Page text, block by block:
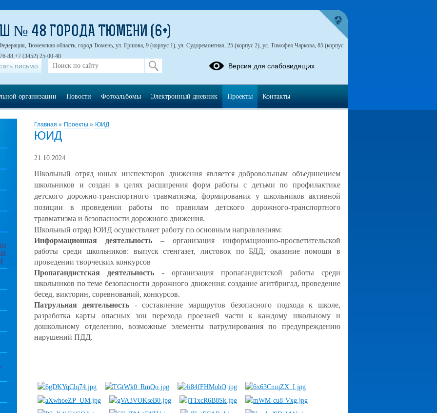
Главная » Проекты » ЮИД
ЮИД
21.10.2024
Школьный отряд юных инспекторов движения является добровольным объединением
школьников и создан в целях расширения форм работы с детьми по профилактике
детского дорожно-транспортного травматизма, формирования у школьников активной
позиции в проведении работы по правилам детского дорожного-транспортного
травматизма и безопасности дорожного движения.
Школьный отряд ЮИД осуществляет работу по основным направлениям:
Информационная деятельность – организация информационно-просветительской
работы среди школьников: выпуск стенгазет, листовок по БДД, оказание помощи в
проведении творческих конкурсов
Пропагандистская деятельность - организация пропагандистской работы среди
школьников по теме безопасности дорожного движения: создание агитбригад, проведение
бесед, викторин, соревнований, конкурсов.
Патрульная деятельность- составление маршрутов безопасного подхода к школе,
разработка карты опасных зон перехода проезжей части к каждому школьному и
дошкольному отделению, возможные элементы патрулирования по предупреждению
нарушений ПДД.
№ 48 ГОРОДА ТЮМЕНИ (6+)
Тюменская область, город Тюмень, ул. Ершова, 9 (корпус 1), ул. Судоремонтная, 25 (корпус 2), ул. Тимофея Чаркова, 85 (корпус
88,+7 (3452) 25-00-48
письмо Версия для слабовидящих
организации Новости Фотоальбомы Электронный дневник Проекты Контакты